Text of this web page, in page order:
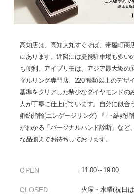
高知店は、高知大丸すぐそば、帯屋町商
にあります。近隣には提携駐車場も多い
も便利。アイプリモは、アジア最大級の
ダルリング専門店。220 種類以上のデザ
基準をクリアした希少なダイヤモンドの
人が丁寧に仕上げています。自分に似合う
婚約指輪(エンゲージリング)
・結婚指
がわかる「パーソナルハンド診断」など
な品揃えでお待ちしております。
OPEN 11:00～19:00
CLOSED
火曜・水曜(祝日